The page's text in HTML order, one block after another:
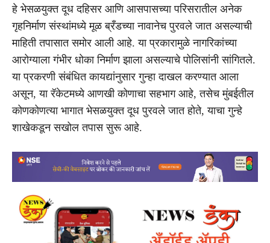
हे भेसळयुक्त दूध दहिसर आणि आसपासच्या परिसरातील अनेक
गृहनिर्माण संस्थांमध्ये मूळ ब्रँडच्या नावानेच पुरवले जात असल्याची
माहिती तपासात समोर आली आहे. या प्रकारामुळे नागरिकांच्या
आरोग्याला गंभीर धोका निर्माण झाला असल्याचे पोलिसांनी सांगितले.
या प्रकरणी संबंधित कायद्यांनुसार गुन्हा दाखल करण्यात आला
असून, या रॅकेटमध्ये आणखी कोणाचा सहभाग आहे, तसेच मुंबईतील
कोणकोणत्या भागात भेसळयुक्त दूध पुरवले जात होते, याचा गुन्हे
शाखेकडून सखोल तपास सुरू आहे.